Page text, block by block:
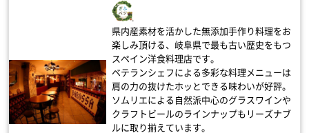
県内産素材を活かした無添加手作り料理をお
楽しみ頂ける、岐阜県で最も古い歴史をもつ
スペイン洋食料理店です。
ベテランシェフによる多彩な料理メニューは
肩の力の抜けたホッとできる味わいが好評。
ソムリエによる自然派中心のグラスワインや
クラフトビールのラインナップもリーズナブ
ルに取り揃えています。